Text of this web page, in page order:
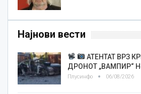
Најнови вести
АТЕНТАТ ВРЗ
ДРОНОТ „ВАМПИР“
Плусинфо 06/08/2026